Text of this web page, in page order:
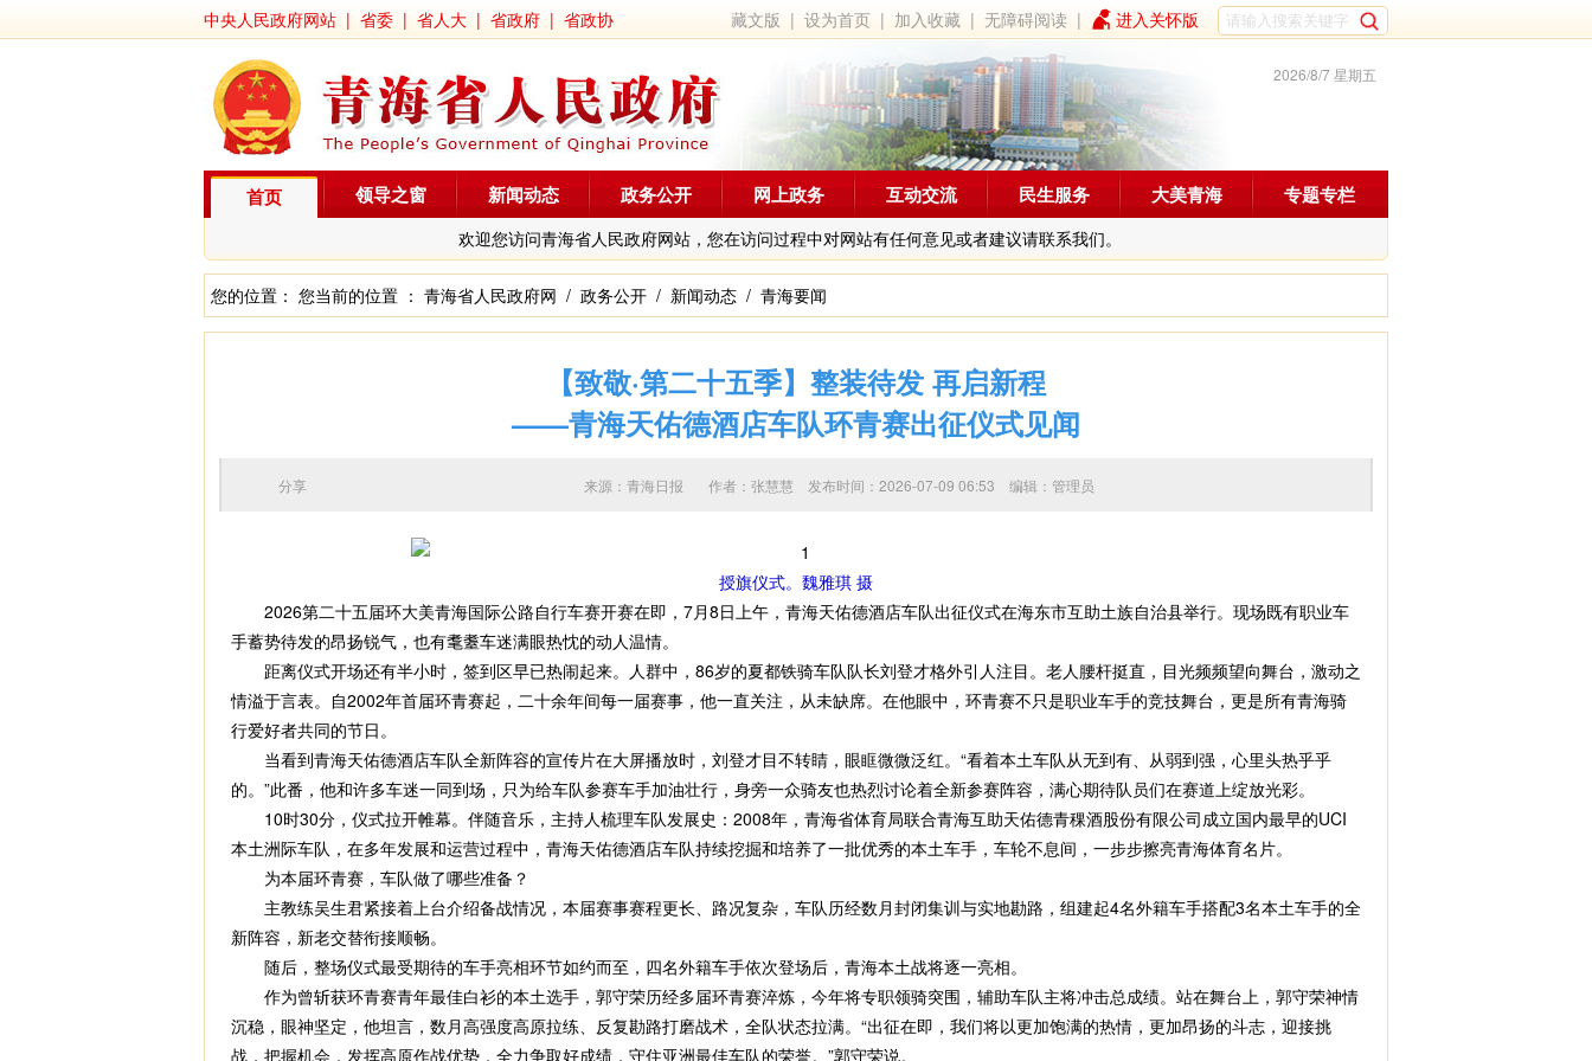
中央人民政府网站 | 省委 | 省人大 | 省政府 | 省政协 藏文版 |设为首页 | 加入收藏 |无障碍阅读 | 进入关怀版
2026/8/7 星期五
首页
欢迎您访问青海省人民政府网站，您在访问过程中对网站有任何意见或者建议请联系我们。
领导之窗 新闻动态 政务公开 网上政务 互动交流 民生服务 大美青海 专题专栏
您的位置： 您当前的位置 ： 青海省人民政府网 / 政务公开 / 新闻动态 / 青海要闻
【致敬·第二十五季】整装待发 再启新程
——青海天佑德酒店车队环青赛出征仪式见闻
来源：青海日报 作者： 张慧慧 发布时间：2026-07-09 06:53 编辑：管理员
分享
授旗仪式。魏雅琪 摄
2026第二十五届环大美青海国际公路自行车赛开赛在即，7月8日上午，青海天佑德酒店车队出征仪式在海东市互助土族自治县举行。现场既有职业车
手蓄势待发的昂扬锐气，也有耄耋车迷满眼热忱的动人温情。
距离仪式开场还有半小时，签到区早已热闹起来。人群中，86岁的夏都铁骑车队队长刘登才格外引人注目。老人腰杆挺直，目光频频望向舞台，激动之
情溢于言表。自2002年首届环青赛起，二十余年间每一届赛事，他一直关注，从未缺席。在他眼中，环青赛不只是职业车手的竞技舞台，更是所有青海骑
行爱好者共同的节日。
当看到青海天佑德酒店车队全新阵容的宣传片在大屏播放时，刘登才目不转睛，眼眶微微泛红。“看着本土车队从无到有、从弱到强，心里头热乎乎
的。”此番，他和许多车迷一同到场，只为给车队参赛车手加油壮行，身旁一众骑友也热烈讨论着全新参赛阵容，满心期待队员们在赛道上绽放光彩。
10时30分，仪式拉开帷幕。伴随音乐，主持人梳理车队发展史：2008年，青海省体育局联合青海互助天佑德青稞酒股份有限公司成立国内最早的UCI
本土洲际车队，在多年发展和运营过程中，青海天佑德酒店车队持续挖掘和培养了一批优秀的本土车手，车轮不息间，一步步擦亮青海体育名片。
为本届环青赛，车队做了哪些准备？
主教练吴生君紧接着上台介绍备战情况，本届赛事赛程更长、路况复杂，车队历经数月封闭集训与实地勘路，组建起4名外籍车手搭配3名本土车手的全
新阵容，新老交替衔接顺畅。
随后，整场仪式最受期待的车手亮相环节如约而至，四名外籍车手依次登场后，青海本土战将逐一亮相。
作为曾斩获环青赛青年最佳白衫的本土选手，郭守荣历经多届环青赛淬炼，今年将专职领骑突围，辅助车队主将冲击总成绩。站在舞台上，郭守荣神情
沉稳，眼神坚定，他坦言，数月高强度高原拉练、反复勘路打磨战术，全队状态拉满。“出征在即，我们将以更加饱满的热情，更加昂扬的斗志，迎接挑
战，把握机会，发挥高原作战优势，全力争取好成绩，守住亚洲最佳车队的荣誉。”郭守荣说。